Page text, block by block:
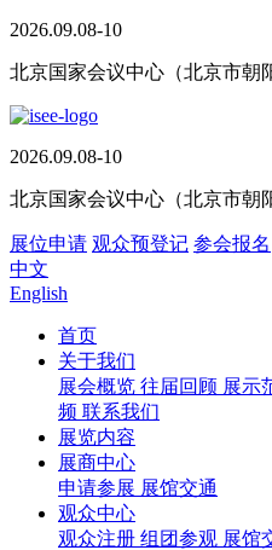
2026.09.08-10
北京国家会议中心（北京市朝
2026.09.08-10
北京国家会议中心（北京市朝
展位申请 观众预登记 参会报名
中文
English
首页
关于我们
展会概览 往届回顾 展示
频 联系我们
展览内容
展商中心
申请参展 展馆交通
观众中心
观众注册 组团参观 展馆